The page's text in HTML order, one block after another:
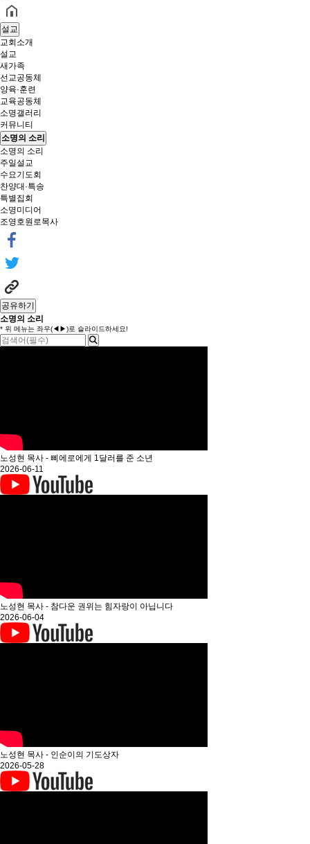
설교
교회소개
설교
새가족
선교공동체
양육·훈련
교육공동체
소명갤러리
커뮤니티
소명의 소리
소명의 소리
주일설교
수요기도회
찬양대·특송
특별집회
소명미디어
조영호원로목사
공유하기
소명의 소리
* 위 메뉴는 좌우(◀▶)로 슬라이드하세요!
노성현 목사 - 삐에로에게 1달러를 준 소년
2026-06-11
노성현 목사 - 참다운 권위는 힘자랑이 아닙니다
2026-06-04
노성현 목사 - 인순이의 기도상자
2026-05-28